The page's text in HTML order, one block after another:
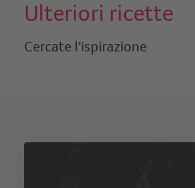
Ulteriori ricette
Cercate l’ispirazione